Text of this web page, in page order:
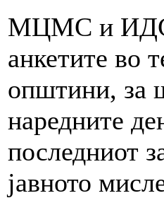
МЦМС и
анкетите во
општини, за
наредните
последниот
јавното